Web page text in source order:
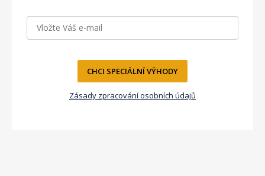
CHCI SPECIÁLNÍ VÝHODY
Zásady zpracování osobních údajů